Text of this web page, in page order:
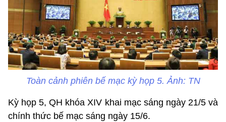
Toàn cảnh phiên bế mạc kỳ họp 5. Ảnh: TN
Kỳ họp 5, QH khóa XIV khai mạc sáng ngày 21/5 và
chính thức bế mạc sáng ngày 15/6.